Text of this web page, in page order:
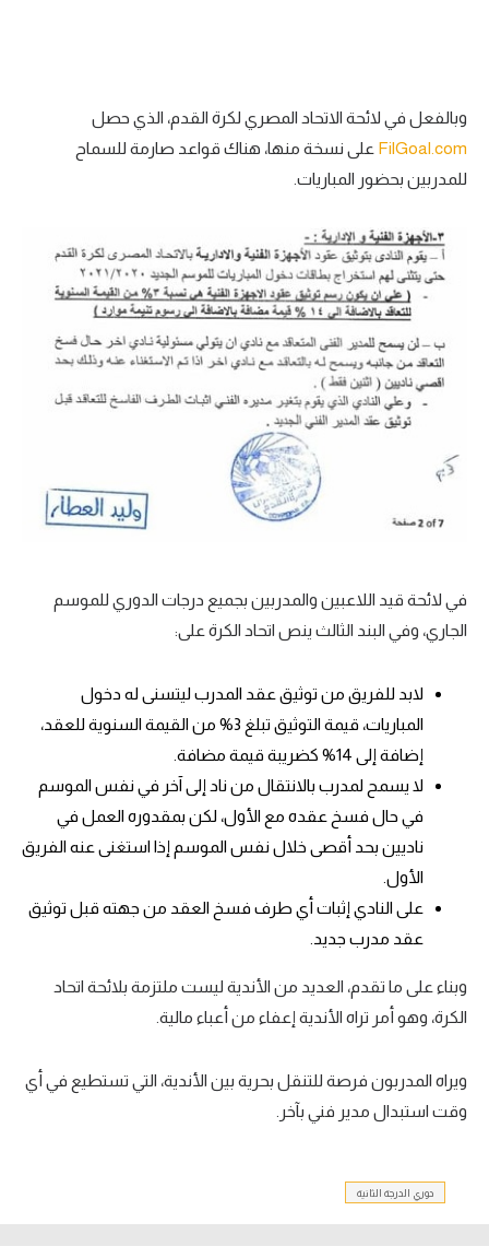
وبالفعل في لائحة الاتحاد المصري لكرة القدم، الذي حصل
FilGoal.com على نسخة منها، هناك قواعد صارمة للسماح
للمدربين بحضور المباريات.
في لائحة قيد اللاعبين والمدربين بجميع درجات الدوري للموسم
الجاري، وفي البند الثالث ينص اتحاد الكرة على:
لابد للفريق من توثيق عقد المدرب ليتسنى له دخول
المباريات، قيمة التوثيق تبلغ 3% من القيمة السنوية للعقد،
إضافة إلى 14% كضريبة قيمة مضافة.
لا يسمح لمدرب بالانتقال من ناد إلى آخر في نفس الموسم
في حال فسخ عقده مع الأول، لكن بمقدوره العمل في
ناديين بحد أقصى خلال نفس الموسم إذا استغنى عنه الفريق
الأول.
على النادي إثبات أي طرف فسخ العقد من جهته قبل توثيق
عقد مدرب جديد.
وبناء على ما تقدم، العديد من الأندية ليست ملتزمة بلائحة اتحاد
الكرة، وهو أمر تراه الأندية إعفاء من أعباء مالية.
ويراه المدربون فرصة للتنقل بحرية بين الأندية، التي تستطيع في أي
وقت استبدال مدير فني بآخر.
دوري الدرجة الثانية